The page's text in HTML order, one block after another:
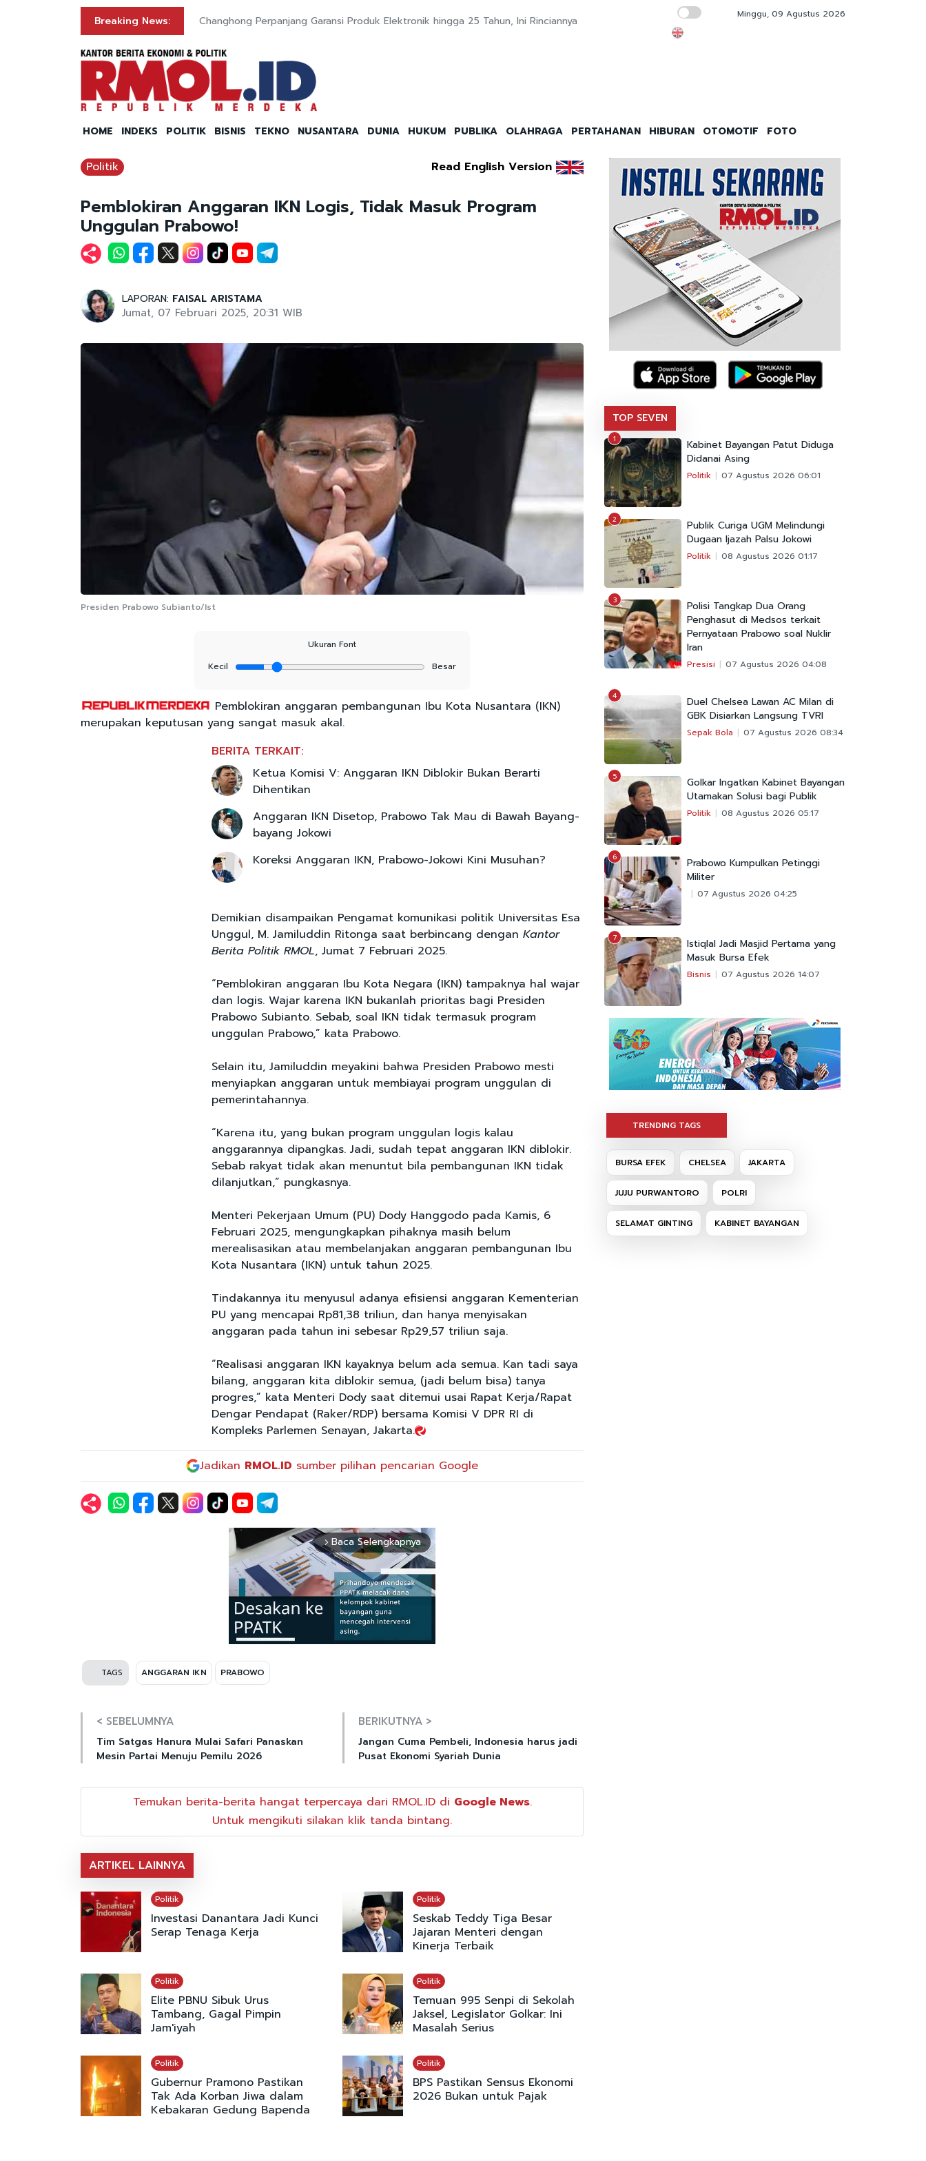
Breaking News: Changhong Perpanjang Garansi Produk Elektronik hingga 25 Tahun, Ini Rinciannya Bayang-bayang Politik Transaksional dan
Minggu, 09 Agustus 2026
HOME INDEKS POLITIK BISNIS TEKNO NUSANTARA DUNIA HUKUM PUBLIKA OLAHRAGA PERTAHANAN HIBURAN OTOMOTIF FOTO
Politik Read English Version
Pemblokiran Anggaran IKN Logis, Tidak Masuk Program
Unggulan Prabowo!
LAPORAN: FAISAL ARISTAMA
Jumat, 07 Februari 2025, 20:31 WIB
Presiden Prabowo Subianto/Ist
Ukuran Font
Kecil
Besar
Pemblokiran anggaran pembangunan Ibu Kota Nusantara (IKN)
merupakan keputusan yang sangat masuk akal.
BERITA TERKAIT:
Ketua Komisi V: Anggaran IKN Diblokir Bukan Berarti
Dihentikan
Anggaran IKN Disetop, Prabowo Tak Mau di Bawah Bayang-
bayang Jokowi
Koreksi Anggaran IKN, Prabowo-Jokowi Kini Musuhan?
Demikian disampaikan Pengamat komunikasi politik Universitas Esa
Unggul, M. Jamiluddin Ritonga saat berbincang dengan Kantor
Berita Politik RMOL, Jumat 7 Februari 2025.
“Pemblokiran anggaran Ibu Kota Negara (IKN) tampaknya hal wajar
dan logis. Wajar karena IKN bukanlah prioritas bagi Presiden
Prabowo Subianto. Sebab, soal IKN tidak termasuk program
unggulan Prabowo,” kata Prabowo.
Selain itu, Jamiluddin meyakini bahwa Presiden Prabowo mesti
menyiapkan anggaran untuk membiayai program unggulan di
pemerintahannya.
“Karena itu, yang bukan program unggulan logis kalau
anggarannya dipangkas. Jadi, sudah tepat anggaran IKN diblokir.
Sebab rakyat tidak akan menuntut bila pembangunan IKN tidak
dilanjutkan,” pungkasnya.
Menteri Pekerjaan Umum (PU) Dody Hanggodo pada Kamis, 6
Februari 2025, mengungkapkan pihaknya masih belum
merealisasikan atau membelanjakan anggaran pembangunan Ibu
Kota Nusantara (IKN) untuk tahun 2025.
Tindakannya itu menyusul adanya efisiensi anggaran Kementerian
PU yang mencapai Rp81,38 triliun, dan hanya menyisakan
anggaran pada tahun ini sebesar Rp29,57 triliun saja.
“Realisasi anggaran IKN kayaknya belum ada semua. Kan tadi saya
bilang, anggaran kita diblokir semua, (jadi belum bisa) tanya
progres,” kata Menteri Dody saat ditemui usai Rapat Kerja/Rapat
Dengar Pendapat (Raker/RDP) bersama Komisi V DPR RI di
Kompleks Parlemen Senayan, Jakarta.
Jadikan RMOL.ID sumber pilihan pencarian Google
arrow_forward_ios Baca Selengkapnya
TAGS ANGGARAN IKN PRABOWO
< SEBELUMNYA
Tim Satgas Hanura Mulai Safari Panaskan
Mesin Partai Menuju Pemilu 2026
BERIKUTNYA >
Jangan Cuma Pembeli, Indonesia harus jadi
Pusat Ekonomi Syariah Dunia
Temukan berita-berita hangat terpercaya dari RMOL.ID di Google News.
Untuk mengikuti silakan klik tanda bintang.
ARTIKEL LAINNYA
Politik
Investasi Danantara Jadi Kunci
Serap Tenaga Kerja
Politik
Seskab Teddy Tiga Besar
Jajaran Menteri dengan
Kinerja Terbaik
Politik
Elite PBNU Sibuk Urus
Tambang, Gagal Pimpin
Jam'iyah
Politik
Temuan 995 Senpi di Sekolah
Jaksel, Legislator Golkar: Ini
Masalah Serius
Politik
Gubernur Pramono Pastikan
Tak Ada Korban Jiwa dalam
Kebakaran Gedung Bapenda
Politik
BPS Pastikan Sensus Ekonomi
2026 Bukan untuk Pajak
TOP SEVEN
1
Kabinet Bayangan Patut Diduga
Didanai Asing
Politik 07 Agustus 2026 06:01
2
Publik Curiga UGM Melindungi
Dugaan Ijazah Palsu Jokowi
Politik 08 Agustus 2026 01:17
3
Polisi Tangkap Dua Orang
Penghasut di Medsos terkait
Pernyataan Prabowo soal Nuklir
Iran
Presisi 07 Agustus 2026 04:08
4
Duel Chelsea Lawan AC Milan di
GBK Disiarkan Langsung TVRI
Sepak Bola 07 Agustus 2026 08:34
5
Golkar Ingatkan Kabinet Bayangan
Utamakan Solusi bagi Publik
Politik 08 Agustus 2026 05:17
6
Prabowo Kumpulkan Petinggi
Militer
07 Agustus 2026 04:25
7
Istiqlal Jadi Masjid Pertama yang
Masuk Bursa Efek
Bisnis 07 Agustus 2026 14:07
TRENDING TAGS
BURSA EFEK CHELSEA JAKARTA
JUJU PURWANTORO POLRI
SELAMAT GINTING KABINET BAYANGAN